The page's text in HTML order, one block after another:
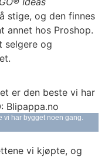
stige, og den finnes
annet hos Proshop.
selgere og
vi har bygget noen gang.
vi kjøpte, og